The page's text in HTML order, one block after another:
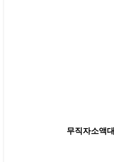
무직자소액